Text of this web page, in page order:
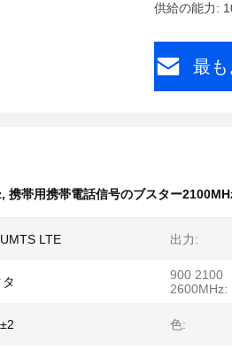
供給の能力:
最
, 携帯用携帯電話信号のブスター
LTE 出力:
900 2100
2600MHz:
色: